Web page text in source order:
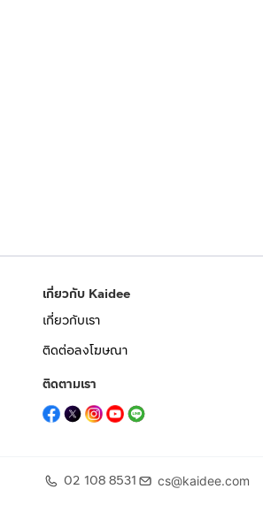
เกี่ยวกับ Kaidee
เกี่ยวกับเรา
ติดต่อลงโฆษณา
ติดตามเรา
02 108 8531 cs@kaidee.com